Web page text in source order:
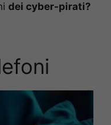
dei cyber-pirati?